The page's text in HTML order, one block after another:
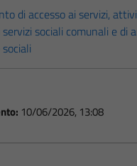
di accesso ai servizi,
sociali comunali e di
10/06/2026, 13:08